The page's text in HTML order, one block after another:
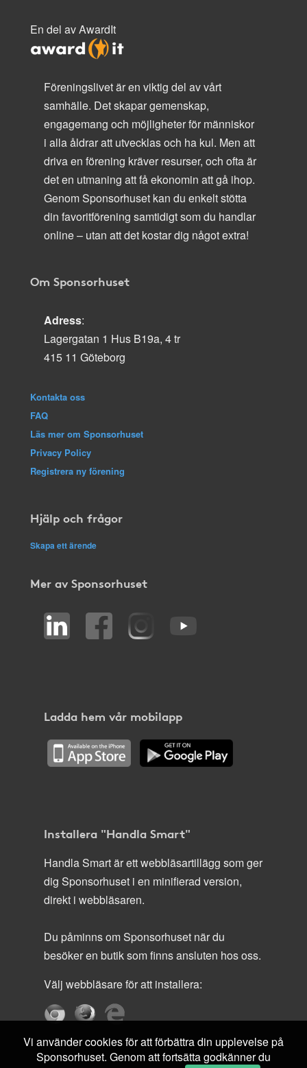
En del av AwardIt
Föreningslivet är en viktig del av vårt
samhälle. Det skapar gemenskap,
engagemang och möjligheter för människor
i alla åldrar att utvecklas och ha kul. Men att
driva en förening kräver resurser, och ofta är
det en utmaning att få ekonomin att gå ihop.
Genom Sponsorhuset kan du enkelt stötta
din favoritförening samtidigt som du handlar
online – utan att det kostar dig något extra!
Om Sponsorhuset
Adress:
Lagergatan 1 Hus B19a, 4 tr
415 11 Göteborg
Kontakta oss
FAQ
Läs mer om Sponsorhuset
Privacy Policy
Registrera ny förening
Hjälp och frågor
Skapa ett ärende
Mer av Sponsorhuset
Ladda hem vår mobilapp
Installera "Handla Smart"
Handla Smart är ett webbläsartillägg som ger
dig Sponsorhuset i en minifierad version,
direkt i webbläsaren.
Du påminns om Sponsorhuset när du
besöker en butik som finns ansluten hos oss.
Välj webbläsare för att installera:
Vi använder cookies för att förbättra din upplevelse på
Sponsorhuset. Genom att fortsätta godkänner du